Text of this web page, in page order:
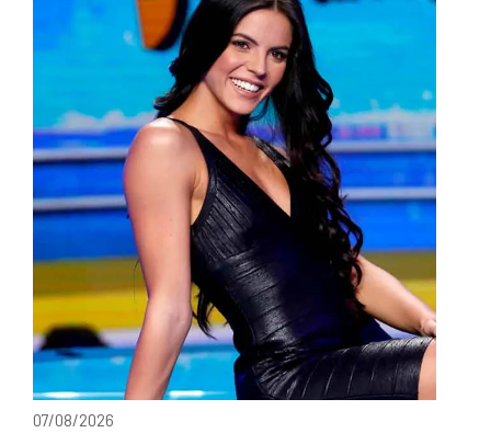
07/08/2026